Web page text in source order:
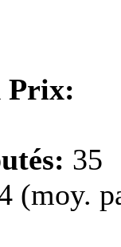
Prix:
35
(moy.